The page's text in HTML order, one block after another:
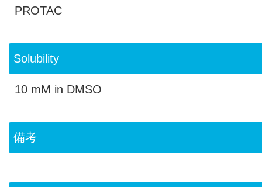
PROTAC
Solubility
10 mM in DMSO
備考